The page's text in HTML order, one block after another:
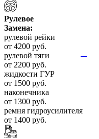
Рулевое
Замена:
рулевой рейки
от 4200 руб.
рулевой тяги
от 2200 руб.
жидкости ГУР
от 1500 руб.
наконечника
от 1300 руб.
ремня гидроусилителя
от 1400 руб.